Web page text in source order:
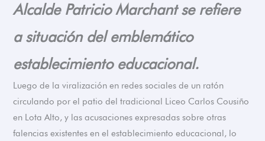
Alcalde Patricio Marchant se refiere
a situación del emblemático
establecimiento educacional.
Luego de la viralización en redes sociales de un ratón
circulando por el patio del tradicional Liceo Carlos Cousiño
en Lota Alto, y las acusaciones expresadas sobre otras
falencias existentes en el establecimiento educacional, lo